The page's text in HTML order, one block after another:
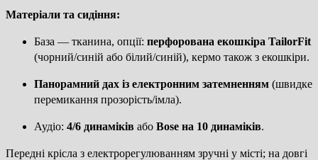
Матеріали та сидіння:
База — тканина, опції: перфорована екошкіра TailorFit
(чорний/синій або білий/синій), кермо також з екошкіри.
Панорамний дах із електронним затемненням (швидке
перемикання прозорість/імла).
Аудіо: 4/6 динаміків або Bose на 10 динаміків.
Передні крісла з електрорегулюванням зручні у місті; на довгі